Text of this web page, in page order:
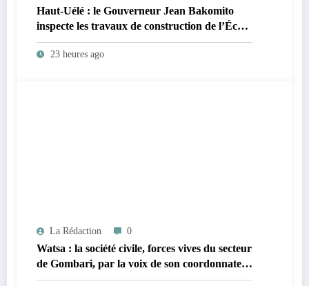
Haut-Uélé : le Gouverneur Jean Bakomito
inspecte les travaux de construction de l’École
Matari à Isiro
23 heures ago
La Rédaction 0
Watsa : la société civile, forces vives du secteur
de Gombari, par la voix de son coordonnateur
Jean Batsulu Meli, exige une enquête après